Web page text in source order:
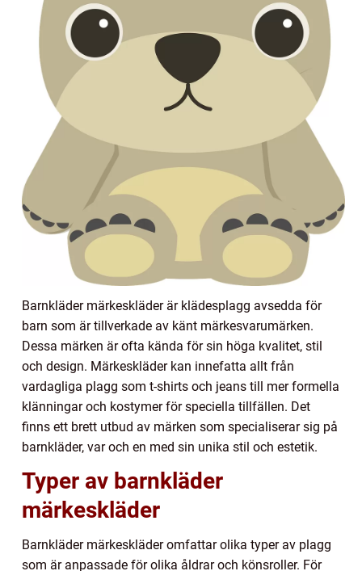
Barnkläder märkeskläder är klädesplagg avsedda för
barn som är tillverkade av känt märkesvarumärken.
Dessa märken är ofta kända för sin höga kvalitet, stil
och design. Märkeskläder kan innefatta allt från
vardagliga plagg som t-shirts och jeans till mer formella
klänningar och kostymer för speciella tillfällen. Det
finns ett brett utbud av märken som specialiserar sig på
barnkläder, var och en med sin unika stil och estetik.
Typer av barnkläder
märkeskläder
Barnkläder märkeskläder omfattar olika typer av plagg
som är anpassade för olika åldrar och könsroller. För